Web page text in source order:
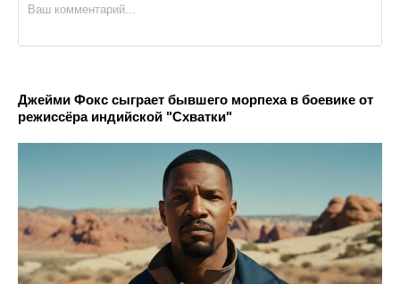
Джейми Фокс сыграет бывшего морпеха в боевике от
режиссёра индийской "Схватки"